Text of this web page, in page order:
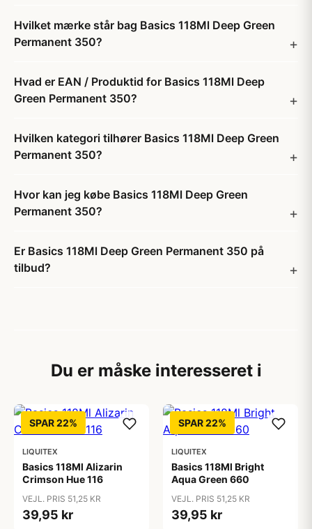
Hvilket mærke står bag Basics 118Ml Deep Green
Permanent 350?
Hvad er EAN / Produktid for Basics 118Ml Deep
Green Permanent 350?
Hvilken kategori tilhører Basics 118Ml Deep Green
Permanent 350?
Hvor kan jeg købe Basics 118Ml Deep Green
Permanent 350?
Er Basics 118Ml Deep Green Permanent 350 på
tilbud?
Du er måske interesseret i
SPAR 22%
LIQUITEX
Basics 118Ml Alizarin
Crimson Hue 116
VEJL. PRIS 51,25 KR
39,95 kr
SPAR 22%
LIQUITEX
Basics 118Ml Bright
Aqua Green 660
VEJL. PRIS 51,25 KR
39,95 kr